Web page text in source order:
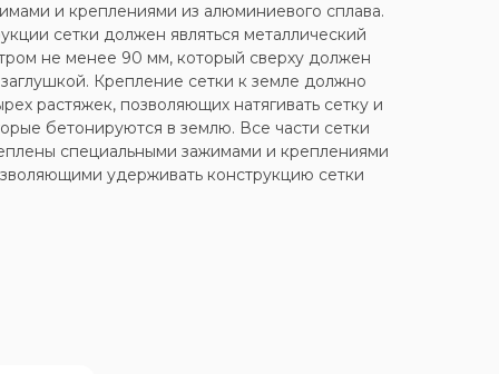
и креплениями из алюминиевого сплава.
сетки должен являться металлический
не менее 90 мм, который сверху должен
Крепление сетки к земле должно
растяжек, позволяющих натягивать сетку и
бетонируются в землю. Все части сетки
специальными зажимами и креплениями
удерживать конструкцию сетки